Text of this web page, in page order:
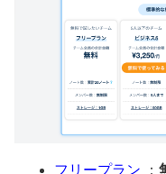
フリープラン ：